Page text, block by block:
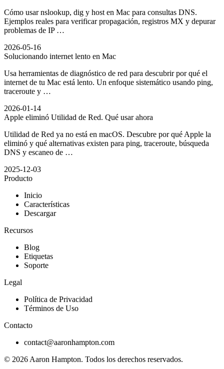
Cómo usar nslookup, dig y host en Mac para consultas DNS.
Ejemplos reales para verificar propagación, registros MX y depurar
problemas de IP …
2026-05-16
Solucionando internet lento en Mac
Usa herramientas de diagnóstico de red para descubrir por qué el
internet de tu Mac está lento. Un enfoque sistemático usando ping,
traceroute y …
2026-01-14
Apple eliminó Utilidad de Red. Qué usar ahora
Utilidad de Red ya no está en macOS. Descubre por qué Apple la
eliminó y qué alternativas existen para ping, traceroute, búsqueda
DNS y escaneo de …
2025-12-03
Producto
Inicio
Características
Descargar
Recursos
Blog
Etiquetas
Soporte
Legal
Política de Privacidad
Términos de Uso
Contacto
contact@aaronhampton.com
© 2026 Aaron Hampton. Todos los derechos reservados.